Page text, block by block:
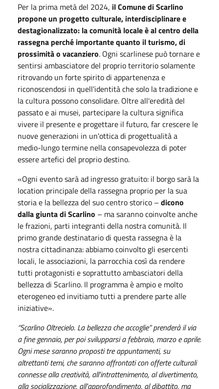
Per la prima metà del 2024, il Comune di Scarlino
propone un progetto culturale, interdisciplinare e
destagionalizzato: la comunità locale è al centro della
rassegna perché importante quanto il turismo, di
prossimità o vacanziero. Ogni scarlinese può tornare e
sentirsi ambasciatore del proprio territorio solamente
ritrovando un forte spirito di appartenenza e
riconoscendosi in quell'identità che solo la tradizione e
la cultura possono consolidare. Oltre all'eredità del
passato e ai musei, partecipare la cultura significa
vivere il presente e progettare il futuro, far crescere le
nuove generazioni in un'ottica di progettualità a
medio-lungo termine nella consapevolezza di poter
essere artefici del proprio destino.
«Ogni evento sarà ad ingresso gratuito: il borgo sarà la
location principale della rassegna proprio per la sua
storia e la bellezza del suo centro storico – dicono
dalla giunta di Scarlino – ma saranno coinvolte anche
le frazioni, parti integranti della nostra comunità. Il
primo grande destinatario di questa rassegna è la
nostra cittadinanza: abbiamo coinvolto gli esercenti
locali, le associazioni, la parrocchia così da rendere
tutti protagonisti e soprattutto ambasciatori della
bellezza di Scarlino. Il programma è ampio e molto
eterogeneo ed invitiamo tutti a prendere parte alle
iniziative».
“Scarlino Oltrecielo. La bellezza che accoglie” prenderà il via
a fine gennaio, per poi svilupparsi a febbraio, marzo e aprile.
Ogni mese saranno proposti tre appuntamenti, su
altrettanti temi, che saranno affrontati con offerte culturali
connesse alla creatività, all'intrattenimento, al divertimento,
alla socializzazione, all'approfondimento, al dibattito, ma